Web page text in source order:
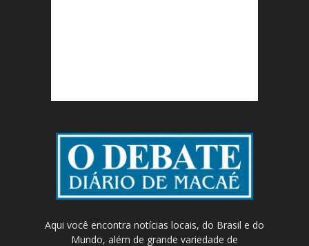
Aqui você encontra notícias locais, do Brasil e do
Mundo, além de grande variedade de